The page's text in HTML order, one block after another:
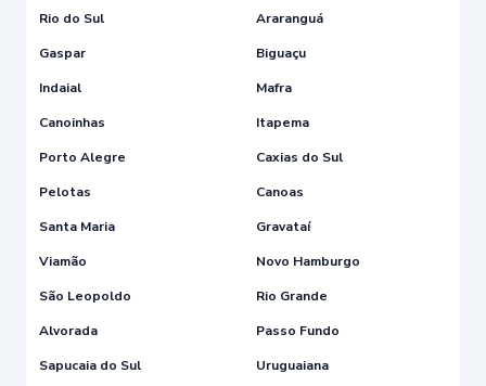
Rio do Sul
Araranguá
Gaspar
Biguaçu
Indaial
Mafra
Canoinhas
Itapema
Porto Alegre
Caxias do Sul
Pelotas
Canoas
Santa Maria
Gravataí
Viamão
Novo Hamburgo
São Leopoldo
Rio Grande
Alvorada
Passo Fundo
Sapucaia do Sul
Uruguaiana